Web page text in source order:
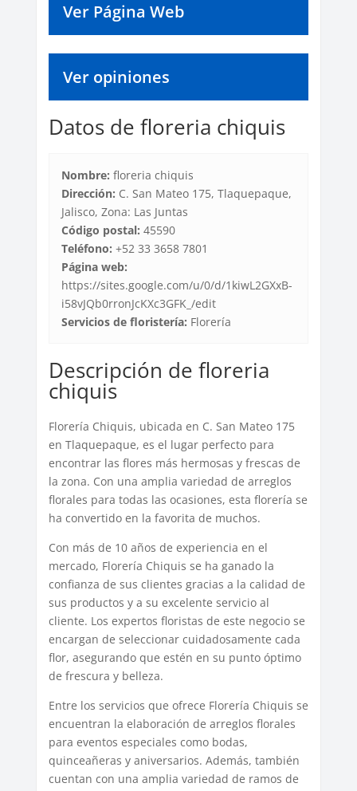
Ver Página Web
Ver opiniones
Datos de floreria chiquis
Nombre: floreria chiquis
Dirección: C. San Mateo 175, Tlaquepaque,
Jalisco, Zona: Las Juntas
Código postal: 45590
Teléfono: +52 33 3658 7801
Página web:
https://sites.google.com/u/0/d/1kiwL2GXxB-
i58vJQb0rronJcKXc3GFK_/edit
Servicios de floristería: Florería
Descripción de floreria
chiquis
Florería Chiquis, ubicada en C. San Mateo 175
en Tlaquepaque, es el lugar perfecto para
encontrar las flores más hermosas y frescas de
la zona. Con una amplia variedad de arreglos
florales para todas las ocasiones, esta florería se
ha convertido en la favorita de muchos.
Con más de 10 años de experiencia en el
mercado, Florería Chiquis se ha ganado la
confianza de sus clientes gracias a la calidad de
sus productos y a su excelente servicio al
cliente. Los expertos floristas de este negocio se
encargan de seleccionar cuidadosamente cada
flor, asegurando que estén en su punto óptimo
de frescura y belleza.
Entre los servicios que ofrece Florería Chiquis se
encuentran la elaboración de arreglos florales
para eventos especiales como bodas,
quinceañeras y aniversarios. Además, también
cuentan con una amplia variedad de ramos de